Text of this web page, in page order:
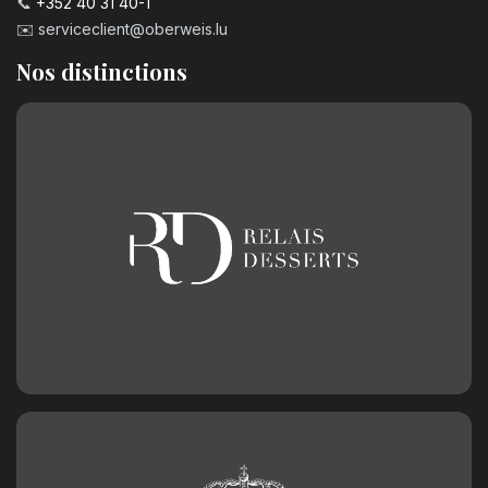
✉️ serviceclient@oberweis.lu
Nos distinctions